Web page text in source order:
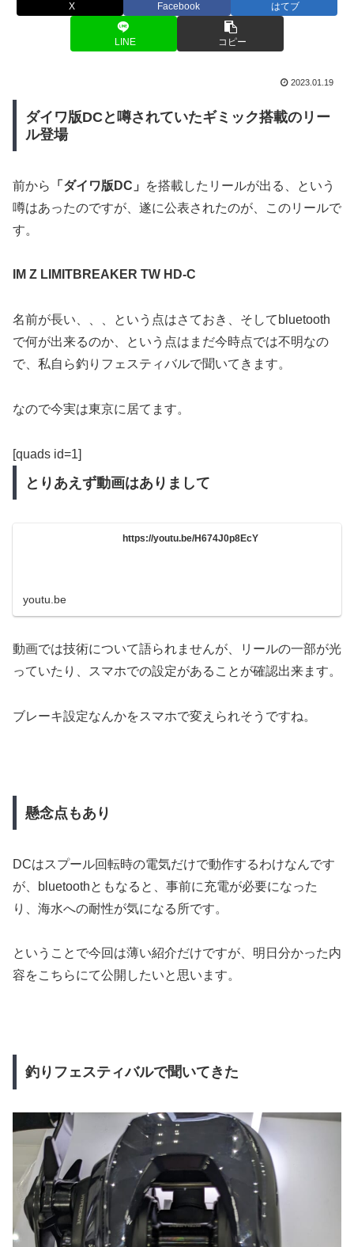
X Facebook はてブ
LINE コピー
2023.01.19
ダイワ版DCと噂されていたギミック搭載のリー
ル登場
前から 「ダイワ版DC」
を搭載したリールが出る、という
噂はあったのですが、遂に公表されたのが、このリールで
す。
IM Z LIMITBREAKER TW HD-C
名前が長い、、、という点はさておき、そしてbluetooth
で何が出来るのか、という点はまだ今時点では不明なの
で、私自ら釣りフェスティバルで聞いてきます。
なので今実は東京に居てます。
[quads id=1]
とりあえず動画はありまして
https://youtu.be/H674J0p8EcY
youtu.be
動画では技術について語られませんが、リールの一部が光
っていたり、スマホでの設定があることが確認出来ます。
ブレーキ設定なんかをスマホで変えられそうですね。
懸念点もあり
DCはスプール回転時の電気だけで動作するわけなんです
が、bluetoothともなると、事前に充電が必要になった
り、海水への耐性が気になる所です。
ということで今回は薄い紹介だけですが、明日分かった内
容をこちらにて公開したいと思います。
釣りフェスティバルで聞いてきた